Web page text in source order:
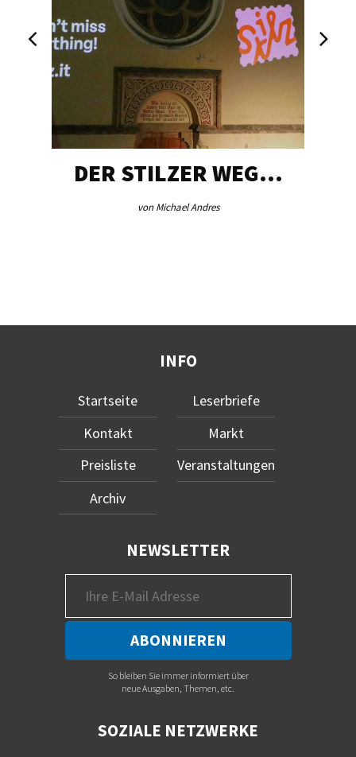
DER STILZER WEG…
von Michael Andres
INFO
Startseite
Kontakt
Preisliste
Archiv
Leserbriefe
Markt
Veranstaltungen
NEWSLETTER
So bleiben Sie immer informiert über
neue Ausgaben, Themen, etc.
SOZIALE NETZWERKE